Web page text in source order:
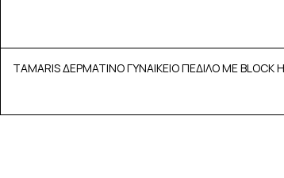
TAMARIS ΔΕΡΜΑΤΙΝΟ ΓΥΝΑΙΚΕΙΟ ΠΕΔΙΛΟ ΜΕ BLOCK